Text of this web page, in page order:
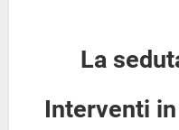
La
Interventi